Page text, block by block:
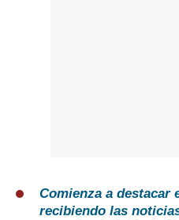
Comienza a destacar
recibiendo las